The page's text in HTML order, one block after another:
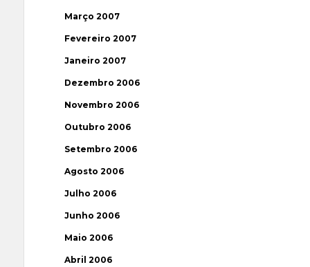
Março 2007
Fevereiro 2007
Janeiro 2007
Dezembro 2006
Novembro 2006
Outubro 2006
Setembro 2006
Agosto 2006
Julho 2006
Junho 2006
Maio 2006
Abril 2006